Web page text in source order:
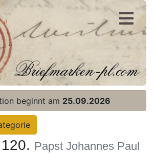
beginnt am 25.09.2026
Papst Johannes Paul